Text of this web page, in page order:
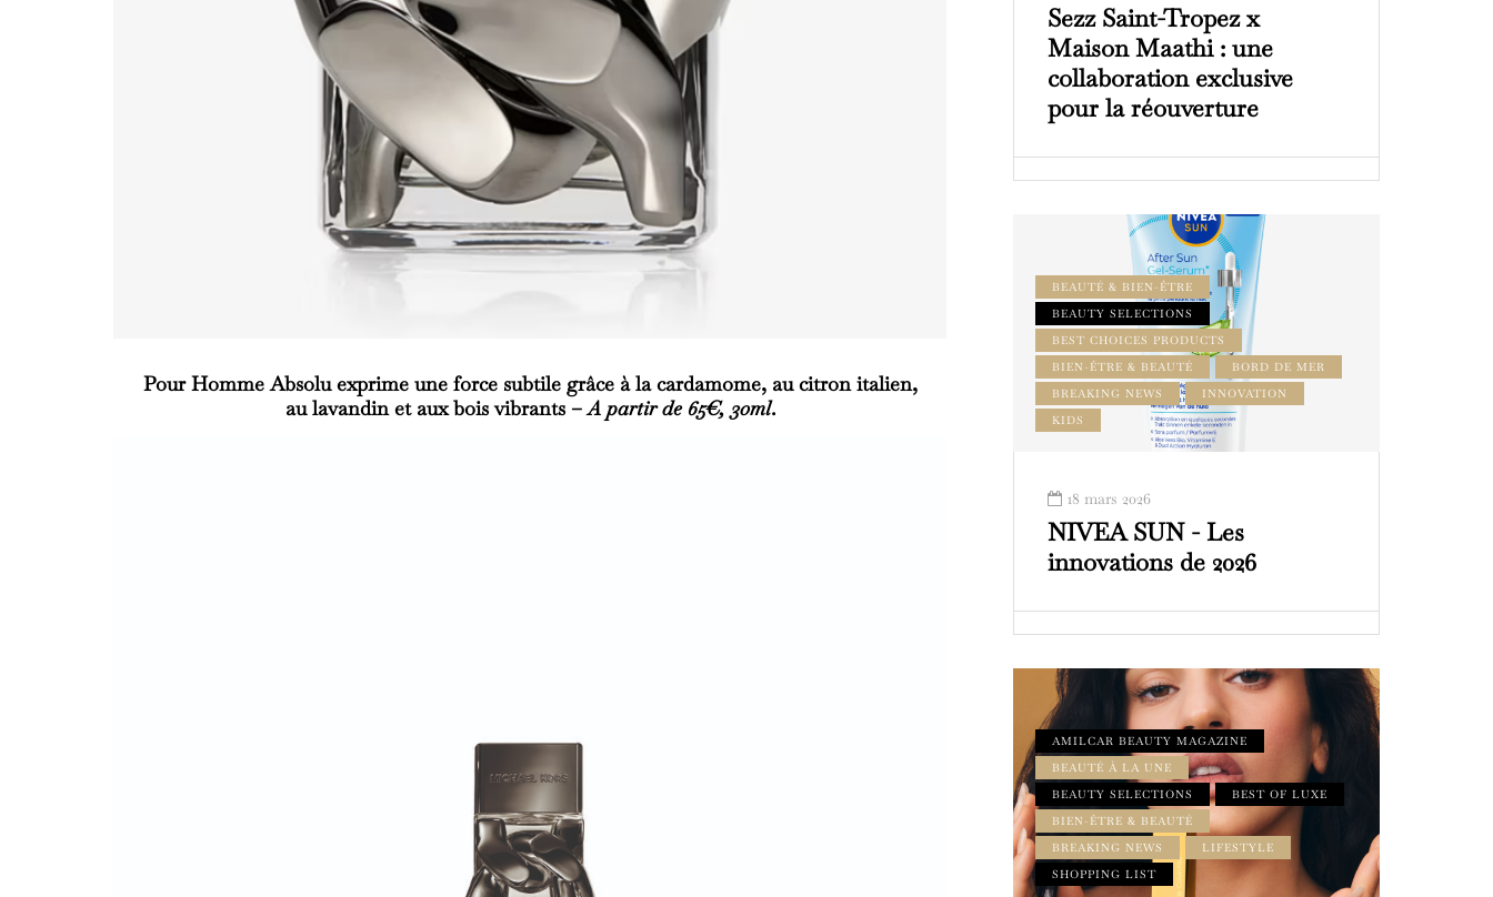
Pour Homme Absoluexprime une force subtile grâce à lacardamome, aucitron italien,
aulavandinet auxbois vibrants–A partir de 65€, 30ml.
Sezz Saint-Tropez x
Maison Maathi : une
collaboration exclusive
pour la réouverture
BEAUTÉ & BIEN-ÊTRE
BEAUTY SELECTIONS
BEST CHOICES PRODUCTS
BIEN-ÊTRE & BEAUTÉ
BORD DE MER
BREAKING NEWS
INNOVATION
KIDS
18 mars 2026
NIVEA SUN - Les
innovations de 2026
AMILCAR BEAUTY MAGAZINE
BEAUTÉ À LA UNE
BEAUTY SELECTIONS
BEST OF LUXE
BIEN-ÊTRE & BEAUTÉ
BREAKING NEWS
LIFESTYLE
SHOPPING LIST